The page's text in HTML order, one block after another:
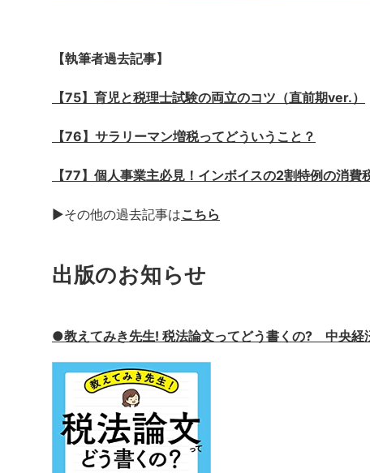
【執筆者過去記事】
【75】育児と税理士試験の両立のコツ（直前期ver.）
【76】サラリーマン増税ってどういうこと？
【77】個人事業主必見！インボイスの2割特例の消費
▶その他の過去記事はこちら
出版のお知らせ
●教えてみき先生! 税法論文ってどう書くの? 中央